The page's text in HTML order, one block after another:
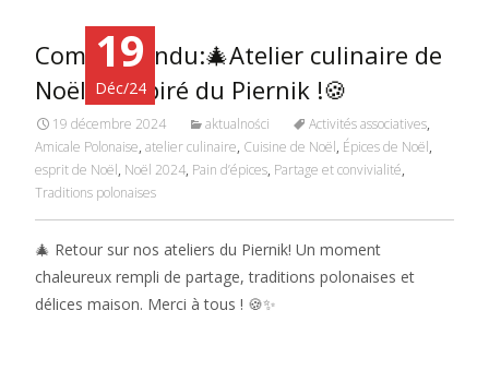
19
Déc/24
Compte-rendu:🎄Atelier culinaire de
Noël – Inspiré du Piernik !🍪
19 décembre 2024 aktualności Activités associatives,
Amicale Polonaise, atelier culinaire, Cuisine de Noël, Épices de Noël,
esprit de Noël, Noël 2024, Pain d’épices, Partage et convivialité,
Traditions polonaises
🎄 Retour sur nos ateliers du Piernik! Un moment
chaleureux rempli de partage, traditions polonaises et
délices maison. Merci à tous ! 🍪✨